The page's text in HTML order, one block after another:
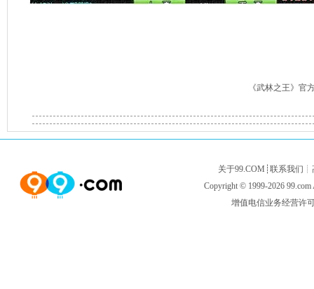
《武林之王》官
关于99.COM ┊ 联系我们 ┊
Copyright © 1999-2026 99.com
增值电信业务经营许